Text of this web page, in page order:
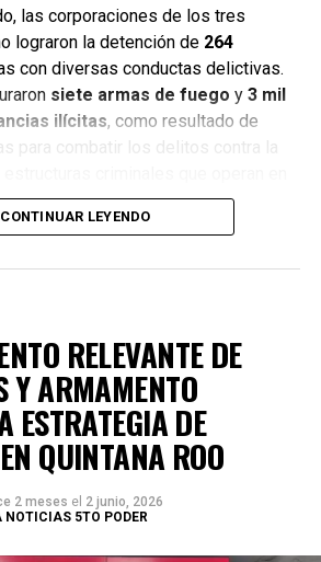
las corporaciones de los tres
lograron la detención de 264
con diversas conductas delictivas.
siete armas de fuego y 3 mil
ilícitas, como resultado de
para combatir los delitos contra la
CONTINUAR LEYENDO
RELEVANTE DE
Y ARMAMENTO
ESTRATEGIA DE
QUINTANA ROO
2 meses el 2 junio, 2026
NOTICIAS 5TO PODER